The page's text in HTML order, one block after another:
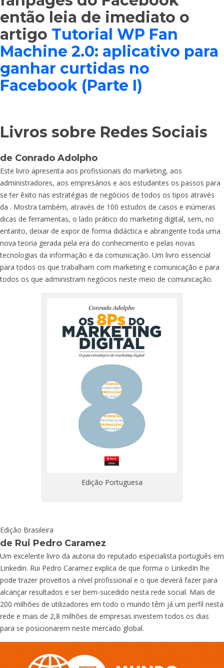
então leia de imediato o
artigo Tutorial WP Fan
Machine 2.0: aplicativo para
ganhar curtidas no
Facebook (Parte I)
Livros sobre Redes Sociais
de Conrado Adolpho
Este livro apresenta aos profissionais do marketing, aos
administradores, aos empresários e aos estudantes os passos para
se ter êxito nas estratégias de negócios de todos os tipos através
da . Mostra também, através de 100 estudos de casos e inúmeras
dicas de ferramentas, o lado prático do marketing digital, sem, no
entanto, deixar de expor de forma didáctica e abrangente toda uma
nova teoria gerada pela era do conhecimento e pelas novas
tecnologias da informação e da comunicação. Um livro essencial
para todos os que trabalham com marketing e comunicação e para
todos os que administram negócios neste meio de comunicação.
Edição Portuguesa
Edição Brasileira
de Rui Pedro Caramez
Um excelente livro da autoria do reputado especialista português em
Linkedin. Rui Pedro Caramez explica de que forma o LinkedIn lhe
pode trazer proveitos a nível profissional e o que deverá fazer para
alcançar resultados e ser bem-sucedido nesta rede social. Mais de
200 milhões de utilizadores em todo o mundo têm já um perfil nesta
rede e mais de 2,8 milhões de empresas investem todos os dias
para se posicionarem neste mercado global.